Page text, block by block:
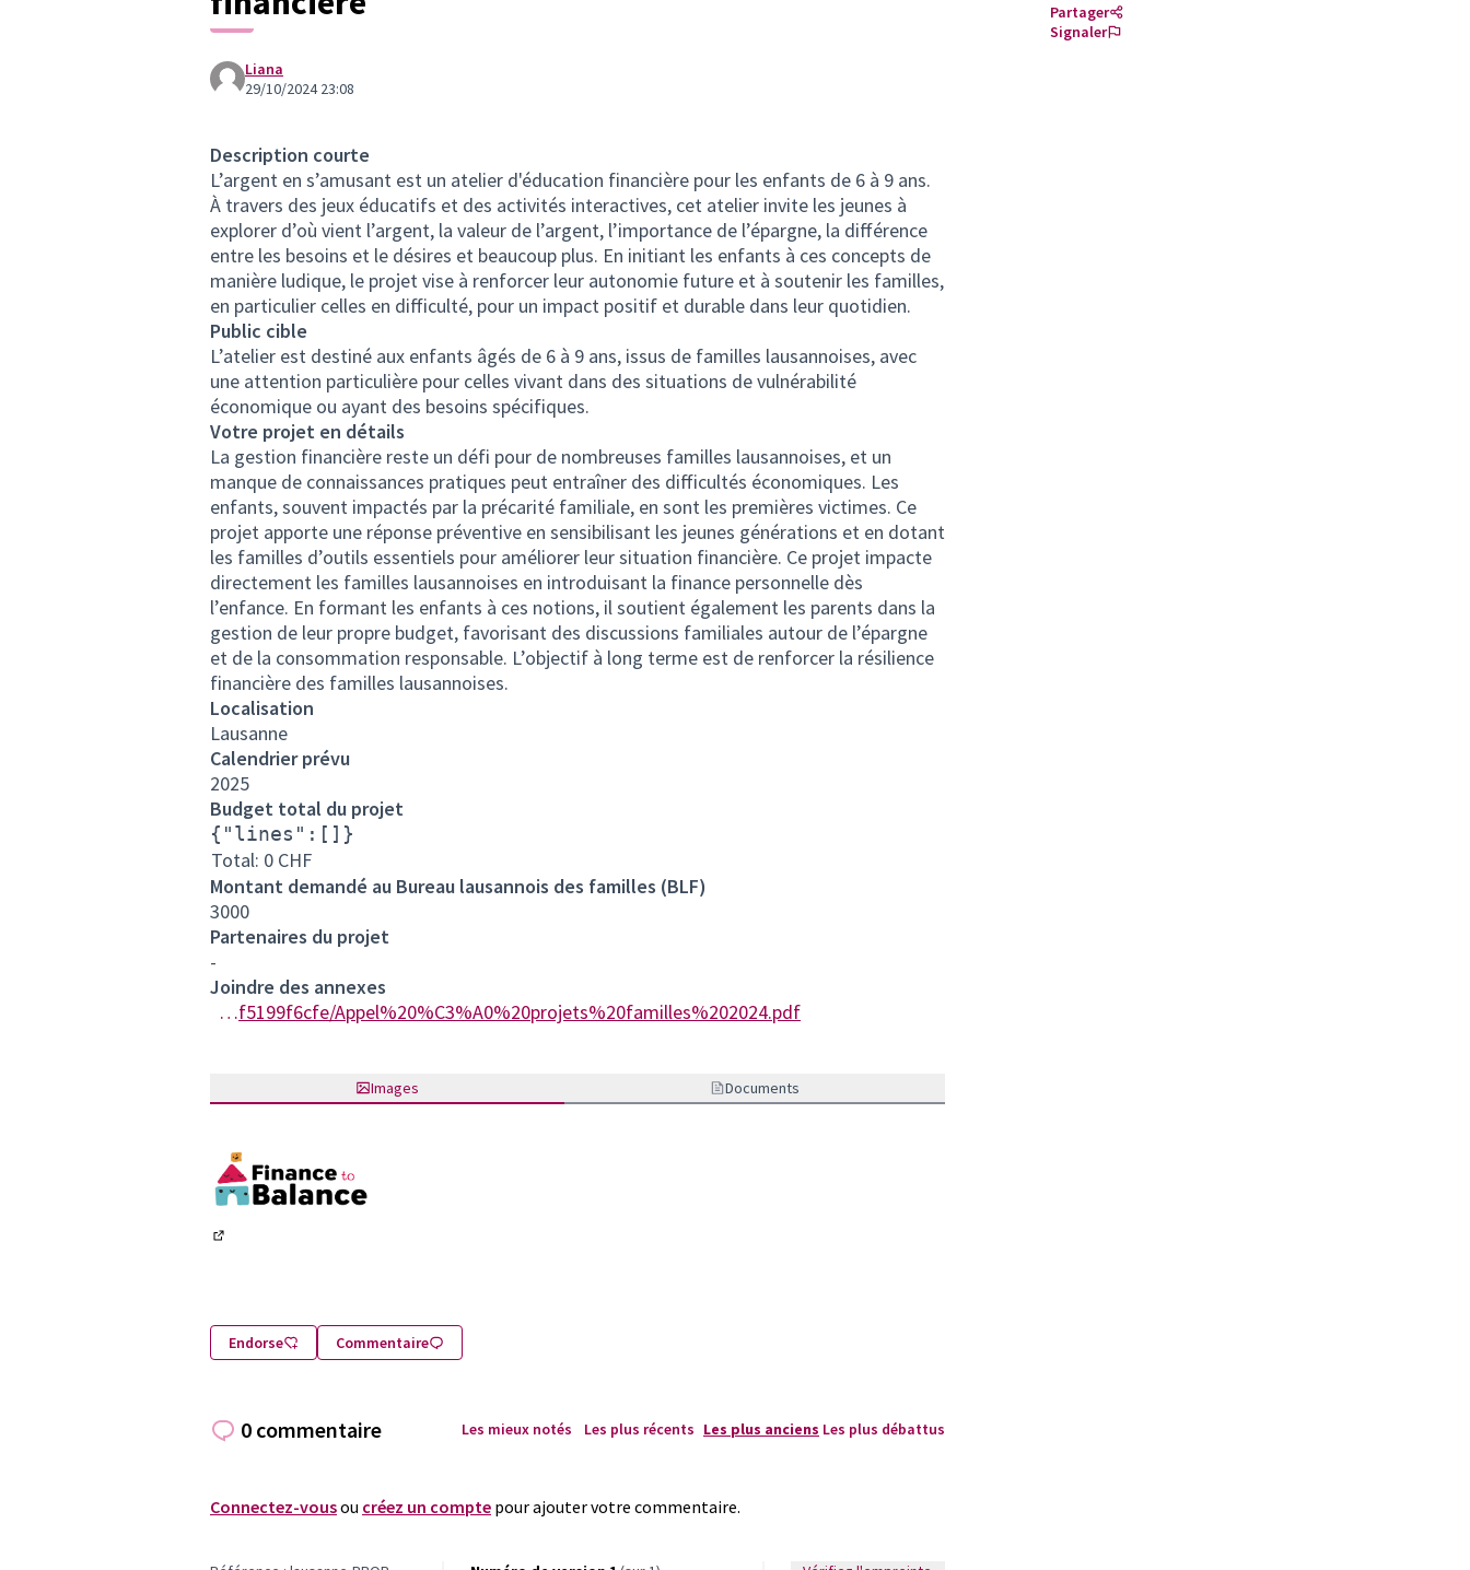
Saveurs du monde
Application SuperMamans
PROPOSITION
PROPOSITION
Ela Joga 2025
PROPOSITION
2ème Grande Rencontre des parentalités queer, féministes et complices
ACCEPTED
Liana
29/10/2024 23:08
Description courte
L’argent en s’amusant est un atelier d'éducation financière pour les enfants de 6 à 9 ans.
À travers des jeux éducatifs et des activités interactives, cet atelier invite les jeunes à
explorer d’où vient l’argent, la valeur de l’argent, l’importance de l’épargne, la différence
entre les besoins et le désires et beaucoup plus. En initiant les enfants à ces concepts de
manière ludique, le projet vise à renforcer leur autonomie future et à soutenir les familles,
en particulier celles en difficulté, pour un impact positif et durable dans leur quotidien.
Public cible
L’atelier est destiné aux enfants âgés de 6 à 9 ans, issus de familles lausannoises, avec
une attention particulière pour celles vivant dans des situations de vulnérabilité
économique ou ayant des besoins spécifiques.
Votre projet en détails
La gestion financière reste un défi pour de nombreuses familles lausannoises, et un
manque de connaissances pratiques peut entraîner des difficultés économiques. Les
enfants, souvent impactés par la précarité familiale, en sont les premières victimes. Ce
projet apporte une réponse préventive en sensibilisant les jeunes générations et en dotant
les familles d’outils essentiels pour améliorer leur situation financière. Ce projet impacte
directement les familles lausannoises en introduisant la finance personnelle dès
l’enfance. En formant les enfants à ces notions, il soutient également les parents dans la
gestion de leur propre budget, favorisant des discussions familiales autour de l’épargne
et de la consommation responsable. L’objectif à long terme est de renforcer la résilience
financière des familles lausannoises.
Localisation
Lausanne
Calendrier prévu
2025
Budget total du projet
{"lines":[]}
Total: 0 CHF
Montant demandé au Bureau lausannois des familles (BLF)
3000
Partenaires du projet
-
Joindre des annexes
https://participer.lausanne.ch/rails/active_storage/blobs/redirect/eyJfcmFpbHMiOnsibWVzc2FnZSI6IkJBaHBBdjBlIiwiZXhwIjpudWxsLCJwdXIiOiJibG9iX2lkIn19--cb1ff4d9b76a79689bff25498f9f2df5199f6cfe/Appel%20%C3%A0%20projets%20familles%202024.pdf
Images Documents
Endorse Commentaire
Partager
Signaler
0 commentaire Les mieux notés Les plus récents Les plus anciens Les plus débattus
Connectez-vousou créez un compte pour ajouter votre commentaire.